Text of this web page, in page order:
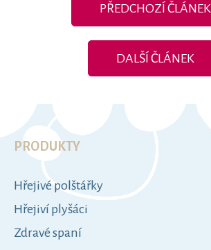
PŘEDCHOZÍ ČLÁNEK
DALŠÍ ČLÁNEK
K
e
g
r
Hřejivé polštářky
Hřejiví plyšáci
Zdravé spaní